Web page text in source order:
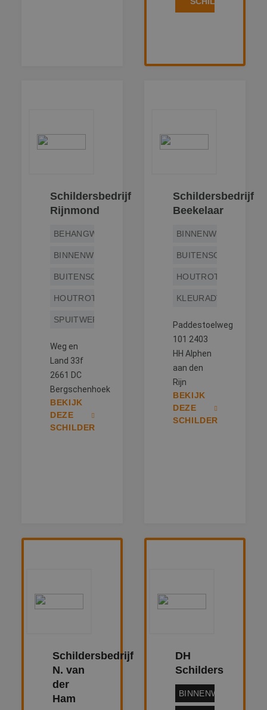
Schildersbedrijf
Rijnmond
BEHANGWERK
BINNENWERK
BUITENSCHILDERWERK
HOUTROTREPARATIE
SPUITWERK
Weg en
Land 33f
2661 DC
Bergschenhoek
BEKIJK
DEZE
SCHILDER
Schildersbedrijf
Beekelaar
BINNENWERK
HOUTROTREPARATIE
KLEURADVIES
Paddestoelweg
101 2403
HH Alphen
aan den
Rijn
BEKIJK
DEZE
SCHILDER
Schildersbedrijf
N. van
der
Ham
DH
Schilders
BINNENWERK